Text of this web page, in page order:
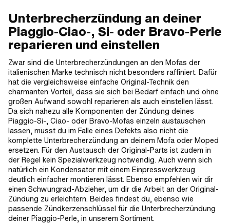
Unterbrecherzündung an deiner
Piaggio-Ciao-, Si- oder Bravo-Perle
reparieren und einstellen
Zwar sind die Unterbrecherzündungen an den Mofas der
italienischen Marke technisch nicht besonders raffiniert. Dafür
hat die vergleichsweise einfache Original-Technik den
charmanten Vorteil, dass sie sich bei Bedarf einfach und ohne
großen Aufwand sowohl reparieren als auch einstellen lässt.
Da sich nahezu alle Komponenten der Zündung deines
Piaggio-Si-, Ciao- oder Bravo-Mofas einzeln austauschen
lassen, musst du im Falle eines Defekts also nicht die
komplette Unterbrecherzündung an deinem Mofa oder Moped
ersetzen. Für den Austausch der Original-Parts ist zudem in
der Regel kein Spezialwerkzeug notwendig. Auch wenn sich
natürlich ein Kondensator mit einem Einpresswerkzeug
deutlich einfacher montieren lässt. Ebenso empfehlen wir dir
einen Schwungrad-Abzieher, um dir die Arbeit an der Original-
Zündung zu erleichtern. Beides findest du, ebenso wie
passende Zündkerzenschlüssel für die Unterbrecherzündung
deiner Piaggio-Perle, in unserem Sortiment.